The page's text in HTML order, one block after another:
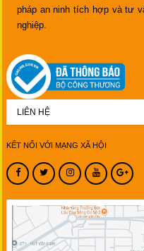
pháp an ninh tích hợp và tư
nghiệp.
LIÊN HỆ
KẾT NỐI VỚI MẠNG XÃ HỘI